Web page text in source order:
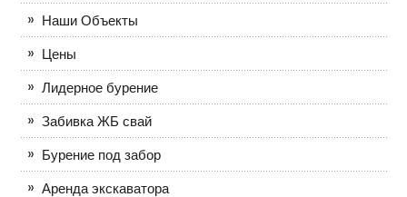
Наши Объекты
Цены
Лидерное бурение
Забивка ЖБ свай
Бурение под забор
Аренда экскаватора